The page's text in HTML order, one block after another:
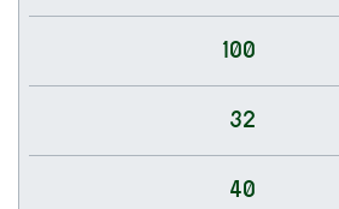
100
32
40